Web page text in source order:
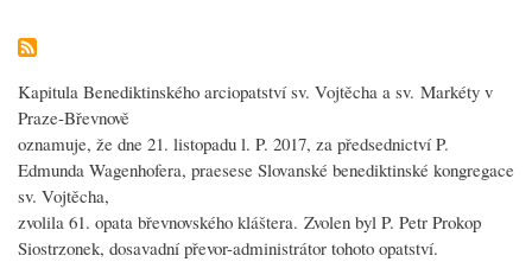
Kapitula Benediktinského arciopatství sv. Vojtěcha a sv. Markéty v
Praze-Břevnově
oznamuje, že dne 21. listopadu l. P. 2017, za předsednictví P.
Edmunda Wagenhofera, praesese Slovanské benediktinské kongregace
sv. Vojtěcha,
zvolila 61. opata břevnovského kláštera. Zvolen byl P. Petr Prokop
Siostrzonek, dosavadní převor-administrátor tohoto opatství.